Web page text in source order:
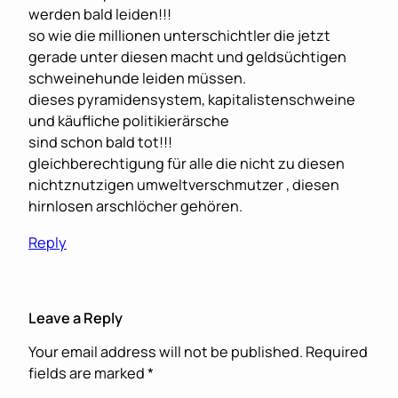
werden bald leiden!!!
so wie die millionen unterschichtler die jetzt
gerade unter diesen macht und geldsüchtigen
schweinehunde leiden müssen.
dieses pyramidensystem, kapitalistenschweine
und käufliche politikierärsche
sind schon bald tot!!!
gleichberechtigung für alle die nicht zu diesen
nichtznutzigen umweltverschmutzer , diesen
hirnlosen arschlöcher gehören.
Reply
Leave a Reply
Your email address will not be published. Required
fields are marked*